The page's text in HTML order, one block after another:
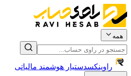
همه
راوینکسدستیار هوشمند مالیاتی